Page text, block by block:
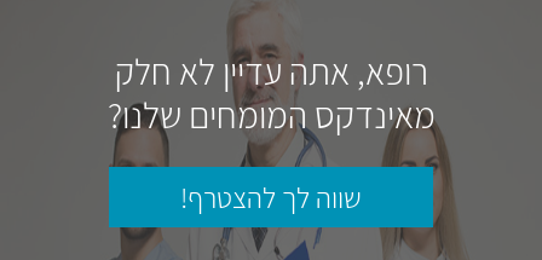
רופא, אתה עדיין לא חלק
מאינדקס המומחים שלנו?
שווה לך להצטרף!